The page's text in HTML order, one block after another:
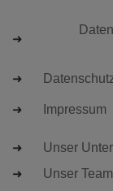
Impressum
Unser
Unser Team